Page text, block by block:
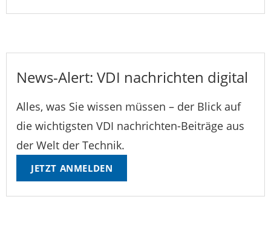
News-Alert: VDI nachrichten digital
Alles, was Sie wissen müssen – der Blick auf
die wichtigsten VDI nachrichten-Beiträge aus
der Welt der Technik.
JETZT ANMELDEN